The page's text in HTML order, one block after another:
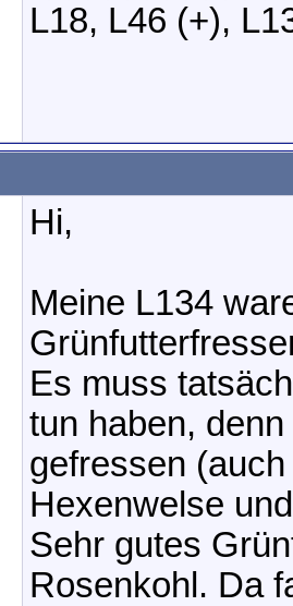
L18, L46 (+),
Hi,
Meine L134
Es muss
tun haben,
gefressen
Hexenwelse
Sehr gutes
Rosenkohl. Da